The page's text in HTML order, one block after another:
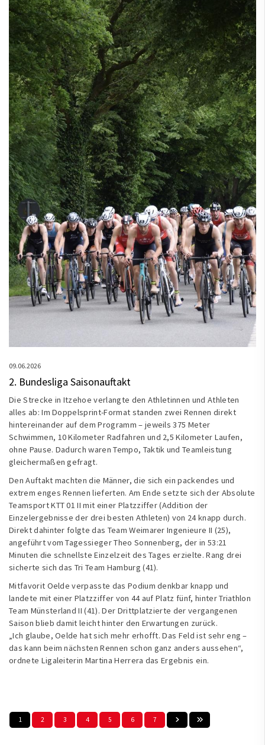
09.06.2026
2. Bundesliga Saisonauftakt
Die Strecke in Itzehoe verlangte den Athletinnen und Athleten
alles ab: Im Doppelsprint-Format standen zwei Rennen direkt
hintereinander auf dem Programm – jeweils 375 Meter
Schwimmen, 10 Kilometer Radfahren und 2,5 Kilometer Laufen,
ohne Pause. Dadurch waren Tempo, Taktik und Teamleistung
gleichermaßen gefragt.
Den Auftakt machten die Männer, die sich ein packendes und
extrem enges Rennen lieferten. Am Ende setzte sich der Absolute
Teamsport KTT 01 II mit einer Platzziffer (Addition der
Einzelergebnisse der drei besten Athleten) von 24 knapp durch.
Direkt dahinter folgte das Team Weimarer Ingenieure II (25),
angeführt vom Tagessieger Theo Sonnenberg, der in 53:21
Minuten die schnellste Einzelzeit des Tages erzielte. Rang drei
sicherte sich das Tri Team Hamburg (41).
Mitfavorit Oelde verpasste das Podium denkbar knapp und
landete mit einer Platzziffer von 44 auf Platz fünf, hinter Triathlon
Team Münsterland II (41). Der Drittplatzierte der vergangenen
Saison blieb damit leicht hinter den Erwartungen zurück.
„Ich glaube, Oelde hat sich mehr erhofft. Das Feld ist sehr eng –
das kann beim nächsten Rennen schon ganz anders aussehen“,
ordnete Ligaleiterin Martina Herrera das Ergebnis ein.
1 2 3 4 5 6 7